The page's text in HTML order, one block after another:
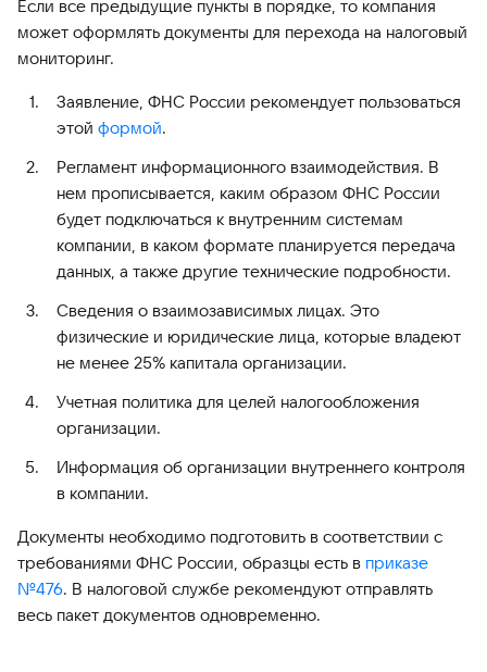
Если все предыдущие пункты в порядке, то компания
может оформлять документы для перехода на налоговый
мониторинг.
Заявление, ФНС России рекомендует пользоваться
этой формой.
Регламент информационного взаимодействия. В
нем прописывается, каким образом ФНС России
будет подключаться к внутренним системам
компании, в каком формате планируется передача
данных, а также другие технические подробности.
Сведения о взаимозависимых лицах. Это
физические и юридические лица, которые владеют
не менее 25% капитала организации.
Учетная политика для целей налогообложения
организации.
Информация об организации внутреннего контроля
в компании.
Документы необходимо подготовить в соответствии с
требованиями ФНС России, образцы есть в приказе
№476. В налоговой службе рекомендуют отправлять
весь пакет документов одновременно.